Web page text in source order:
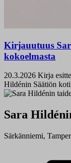
Kirjauutuus
kokoelmasta
20.3.2026 Kirja
Hildénin Säätiön
Sara
Särkänniemi,